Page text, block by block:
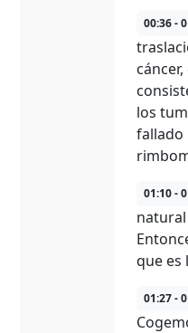
00:36 -
los
fallado
01:10 -
que es
01:27 -